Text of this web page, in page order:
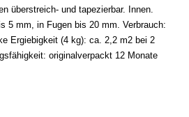
überstreich- und tapezierbar. Innen.
5 mm, in Fugen bis 20 mm. Verbrauch:
Ergiebigkeit (4 kg): ca. 2,2 m2 bei 2
originalverpackt 12 Monate